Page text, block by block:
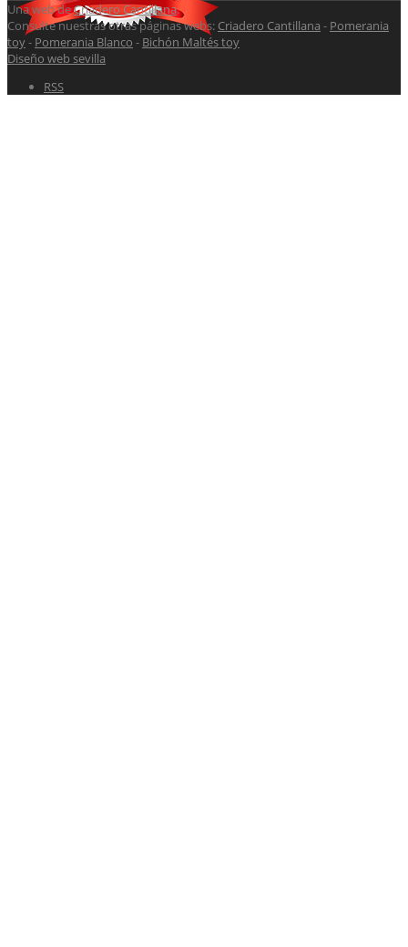
Una web deCriadero Cantillana.
Consulte nuestras otras páginas webs: Criadero Cantillana - Pomerania
toy- Pomerania Blanco - Bichón Maltés toy
Diseño web sevilla
RSS